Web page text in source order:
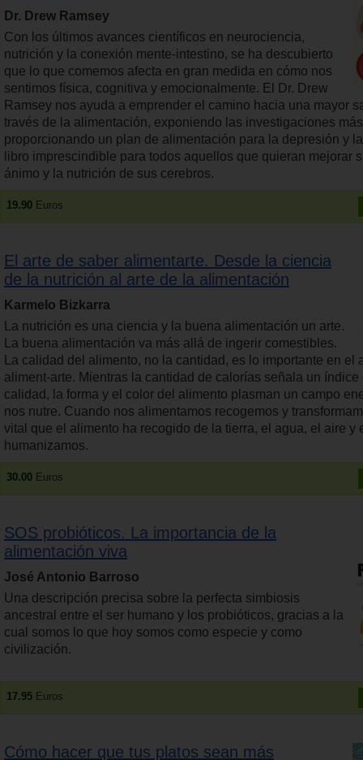
Dr. Drew Ramsey
Con los últimos avances científicos en neurociencia,
nutrición y la conexión mente-intestino, se ha descubierto
que lo que comemos afecta en gran medida en cómo nos
sentimos física, cognitiva y emocionalmente. El Dr. Drew
Ramsey nos ayuda a emprender el camino hacia una mayor
través de la alimentación, exponiendo las investigaciones
proporcionando un plan de alimentación para la depresión y
libro imprescindible para todos aquellos que quieran mejorar
ánimo y la nutrición de sus cerebros.
19.90 Euros
El arte de saber alimentarte. Desde la ciencia
de la nutrición al arte de la alimentación
Karmelo Bizkarra
La nutrición es una ciencia y la buena alimentación un arte.
La buena alimentación va más allá de ingerir comestibles.
La calidad del alimento, no la cantidad, es lo importante en el
aliment-arte. Mientras la cantidad de calorías señala un índice
calidad, la forma y el color del alimento plasman un campo
nos nutre. Cuando nos alimentamos recogemos y
vital que el alimento ha recogido de la tierra, el agua, el aire y
humanizamos.
30.00 Euros
SOS probióticos. La importancia de la
alimentación viva
José Antonio Barroso
Una descripción precisa sobre la perfecta simbiosis
ancestral entre el ser humano y los probióticos, gracias a la
cual somos lo que hoy somos como especie y como
civilización.
17.95 Euros
Cómo hacer que tus platos sean más